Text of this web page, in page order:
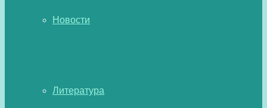
Новости
Литература